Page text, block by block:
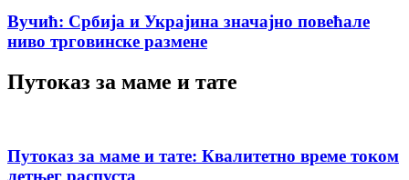
Вучић: Србија и Украјина значајно повећале
ниво трговинске размене
Путоказ за маме и тате
Путоказ за маме и тате: Квалитетно време током
летњег распуста